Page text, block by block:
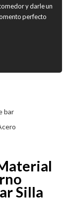
y darle un
perfecto
bar
Silla